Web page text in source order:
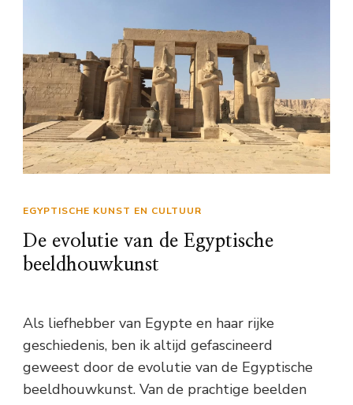
EGYPTISCHE KUNST EN CULTUUR
De evolutie van de Egyptische
beeldhouwkunst
Als liefhebber van Egypte en haar rijke
geschiedenis, ben ik altijd gefascineerd
geweest door de evolutie van de Egyptische
beeldhouwkunst. Van de prachtige beelden